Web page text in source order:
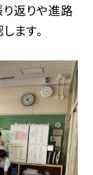
返りや進路
ます。